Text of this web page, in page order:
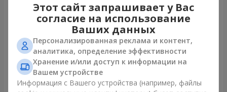
Этот сайт запрашивает у Вас
согласие на использование
Ваших данных
Персонализированная реклама и контент,
аналитика, определение эффективности
Хранение и/или доступ к информации на
Вашем устройстве
Информация с Вашего устройства (например, файлы